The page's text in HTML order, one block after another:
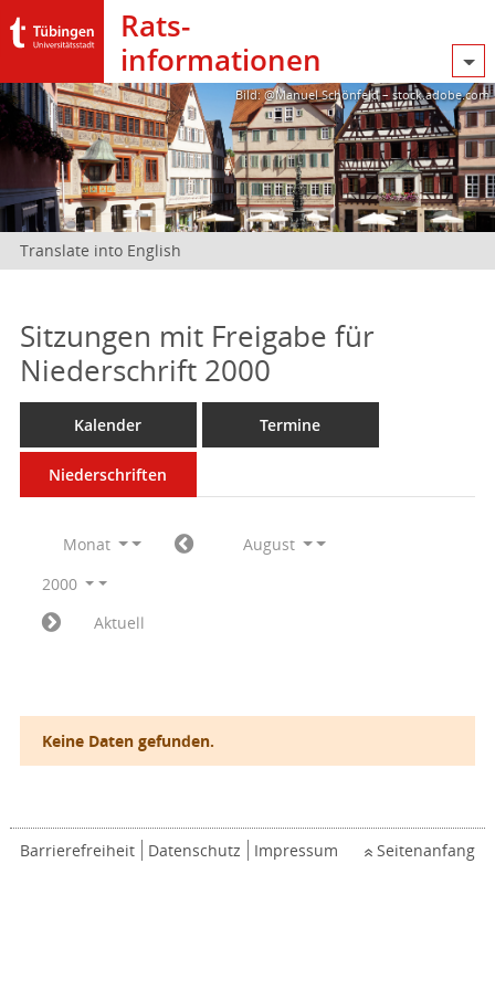
Rats­
informationen
Bild: @Manuel Schönfeld – stock.adobe.com
Translate into English
Sitzungen mit Freigabe für
Niederschrift 2000
Kalender Termine
Niederschriften
Monat
August
2000
Aktuell
Keine Daten gefunden.
Barrierefreiheit Datenschutz Impressum Seitenanfang